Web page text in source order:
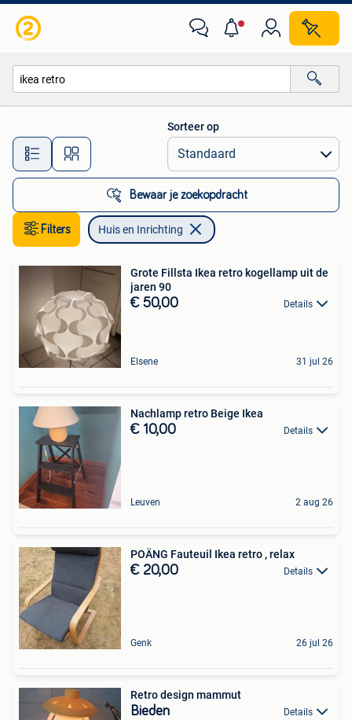
Alle afstanden…
Sorteer op
Bewaar je zoekopdracht
Filters Huis en Inrichting
Grote Fillsta Ikea retro kogellamp uit de
jaren 90
€ 50,00 Details
Elsene 31 jul 26
Nachlamp retro Beige Ikea
€ 10,00 Details
Leuven 2 aug 26
POÄNG Fauteuil Ikea retro , relax
€ 20,00 Details
Genk 26 jul 26
Retro design mammut
Bieden Details